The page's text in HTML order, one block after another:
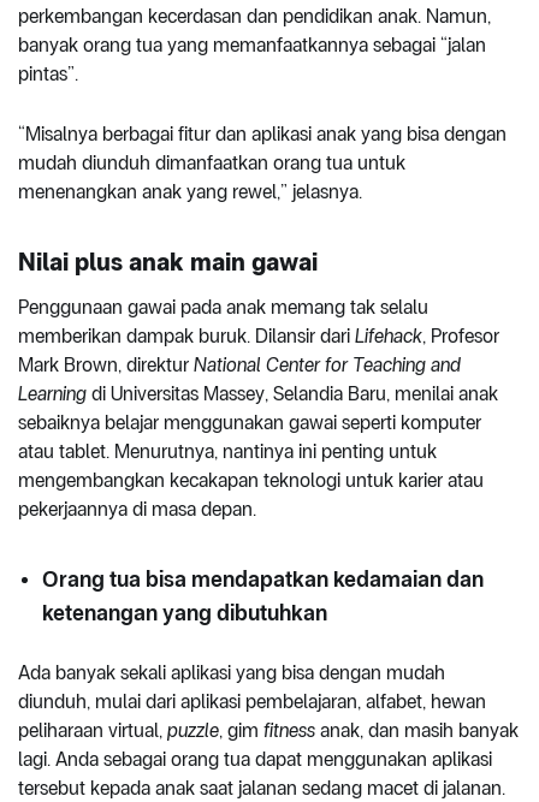
perkembangan kecerdasan dan pendidikan anak. Namun,
banyak orang tua yang memanfaatkannya sebagai “jalan
pintas”.
“Misalnya berbagai fitur dan aplikasi anak yang bisa dengan
mudah diunduh dimanfaatkan orang tua untuk
menenangkan anak yang rewel,” jelasnya.
Nilai plus anak main gawai
Penggunaan gawai pada anak memang tak selalu
memberikan dampak buruk. Dilansir dari Lifehack, Profesor
Mark Brown, direktur National Center for Teaching and
Learning di Universitas Massey, Selandia Baru, menilai anak
sebaiknya belajar menggunakan gawai seperti komputer
atau tablet. Menurutnya, nantinya ini penting untuk
mengembangkan kecakapan teknologi untuk karier atau
pekerjaannya di masa depan.
Orang tua bisa mendapatkan kedamaian dan
ketenangan yang dibutuhkan
Ada banyak sekali aplikasi yang bisa dengan mudah
diunduh, mulai dari aplikasi pembelajaran, alfabet, hewan
peliharaan virtual, puzzle, gim fitness anak, dan masih banyak
lagi. Anda sebagai orang tua dapat menggunakan aplikasi
tersebut kepada anak saat jalanan sedang macet di jalanan.